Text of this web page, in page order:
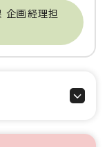
企画経理担